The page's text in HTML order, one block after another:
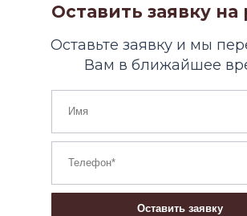
Оставить заявку на
Оставьте заявку и мы
Вам в ближайшее
Оставить заявку